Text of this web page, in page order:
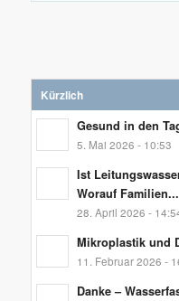
Kürzlich
Gesund in den
5. Mai 2026 - 10:53
Ist
Worauf Familien...
28. April 2026 -
Mikroplastik und
11. Februar 2026 -
Danke –